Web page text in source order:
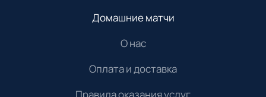
Домашние матчи
О нас
Оплата и доставка